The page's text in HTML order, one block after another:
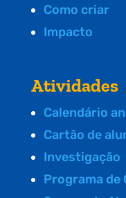
Como criar
Impacto
Atividades
Calendário
Cartão de
Investigação
Programa de